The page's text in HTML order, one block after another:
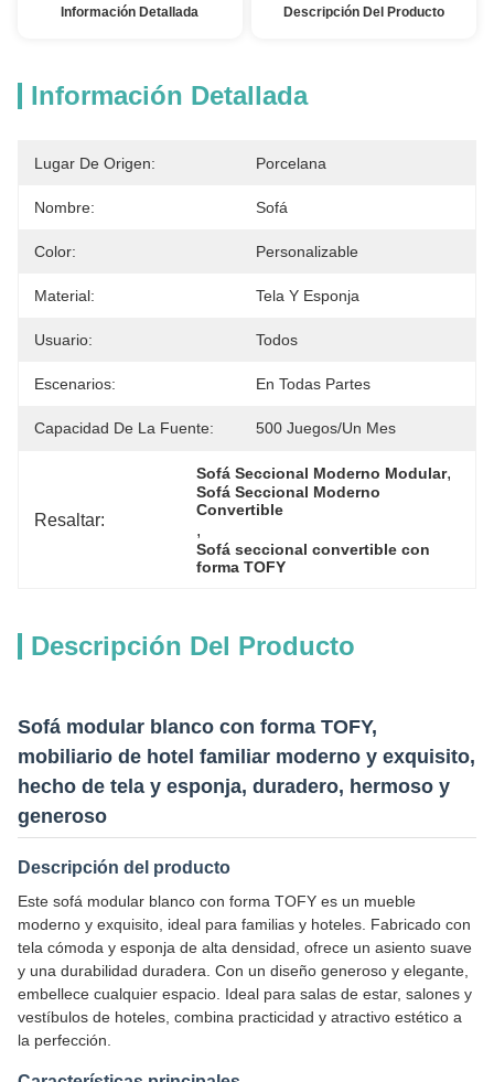
Información Detallada Descripción Del Producto
Información Detallada
Lugar De Origen: Porcelana
Nombre: Sofá
Color: Personalizable
Material: Tela Y Esponja
Usuario: Todos
Escenarios: En Todas Partes
Capacidad De La Fuente: 500 Juegos/un Mes
Resaltar:
Sofá Seccional Moderno Modular,
Sofá Seccional Moderno
Convertible
,
Sofá seccional convertible con
forma TOFY
Descripción Del Producto
Sofá modular blanco con forma TOFY,
mobiliario de hotel familiar moderno y exquisito,
hecho de tela y esponja, duradero, hermoso y
generoso
Descripción del producto
Este sofá modular blanco con forma TOFY es un mueble
moderno y exquisito, ideal para familias y hoteles. Fabricado con
tela cómoda y esponja de alta densidad, ofrece un asiento suave
y una durabilidad duradera. Con un diseño generoso y elegante,
embellece cualquier espacio. Ideal para salas de estar, salones y
vestíbulos de hoteles, combina practicidad y atractivo estético a
la perfección.